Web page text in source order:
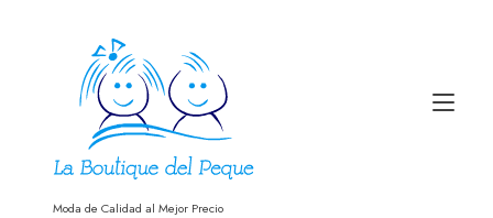
Moda de Calidad al Mejor Precio